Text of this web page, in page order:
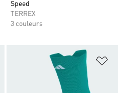
Speed
TERREX
3 couleurs
Ajouter à la Liste de produits